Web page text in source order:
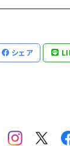
ンボスズキ
村田真
シェア